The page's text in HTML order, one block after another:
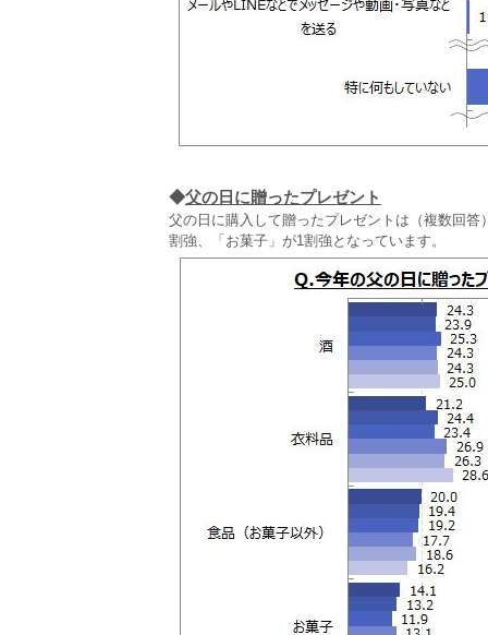
◆父の日に贈ったプレゼント
父の日に購入して贈ったプレゼントは（複数回
割強、「お菓子」が1割強となっています。